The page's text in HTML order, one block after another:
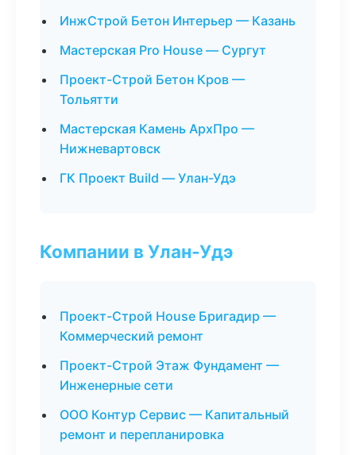
ИнжСтрой Бетон Интерьер — Казань
Мастерская Pro House — Сургут
Проект-Строй Бетон Кров —
Тольятти
Мастерская Камень АрхПро —
Нижневартовск
ГК Проект Build — Улан-Удэ
Компании в Улан-Удэ
Проект-Строй House Бригадир —
Коммерческий ремонт
Проект-Строй Этаж Фундамент —
Инженерные сети
ООО Контур Сервис — Капитальный
ремонт и перепланировка